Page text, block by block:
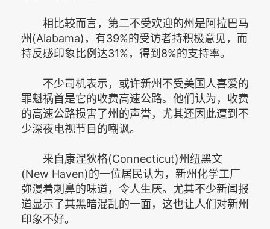
相比较而言，第二不受欢迎的州是阿拉巴马
州(Alabama)，有39%的受访者持积极意见，而
持反感印象比例达31%，得到8%的支持率。
不少司机表示，或许新州不受美国人喜爱的
罪魁祸首是它的收费高速公路。他们认为，收费
的高速公路损害了州的声誉，尤其还因此遭到不
少深夜电视节目的嘲讽。
来自康涅狄格(Connecticut)州纽黑文
(New Haven)的一位居民认为，新州化学工厂
弥漫着刺鼻的味道，令人生厌。尤其不少新闻报
道显示了其黑暗混乱的一面，这也让人们对新州
印象不好。